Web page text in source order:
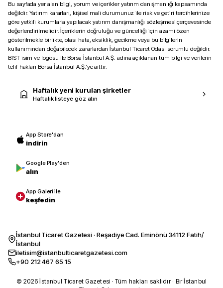
Bu sayfada yer alan bilgi, yorum ve içerikler yatırım danışmanlığı kapsamında
değildir. Yatırım kararları, kişisel mali durumunuz ile risk ve getiri tercihlerinize
göre yetkili kurumlarla yapılacak yatırım danışmanlığı sözleşmesi çerçevesinde
değerlendirilmelidir. İçeriklerin doğruluğu ve güncelliği için azami özen
gösterilmekle birlikte, olası hata, eksiklik, gecikme veya bu bilgilerin
kullanımından doğabilecek zararlardan İstanbul Ticaret Odası sorumlu değildir.
BIST isim ve logosu ile Borsa İstanbul A.Ş. adına açıklanan tüm bilgi ve verilerin
telif hakları Borsa İstanbul A.Ş.’ye aittir.
Haftalık yeni kurulan şirketler
Haftalık listeye göz atın
App Store'dan
indirin
Google Play'den
alın
App Galeri ile
keşfedin
İstanbul Ticaret Gazetesi · Reşadiye Cad. Eminönü 34112 Fatih/
İstanbul
iletisim@istanbulticaretgazetesi.com
+90 212 467 65 15
© 2026 İstanbul Ticaret Gazetesi · Tüm hakları saklıdır · Bir İstanbul